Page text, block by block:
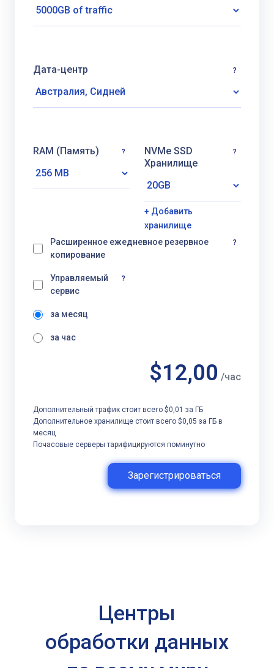
Дата-центр ?
RAM (Память) ?
NVMe SSD
Хранилище
?
+ Добавить
хранилище
Расширенное ежедневное резервное
копирование
?
Управляемый
сервис
?
за месяц
за час
Дополнительный трафик стоит всего $0,01 за ГБ
Дополнительное хранилище стоит всего $0,05 за ГБ в
месяц
Почасовые серверы тарифицируются поминутно
$12,00 /час
Зарегистрироваться
Центры
обработки данных